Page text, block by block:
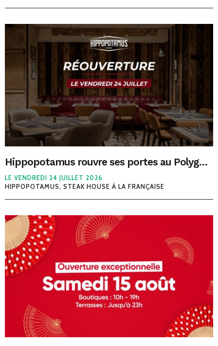
Hippopotamus rouvre ses portes au Polygone Béziers dès le 24 juillet avec un tout nouveau concept
LE VENDREDI 24 JUILLET 2026
HIPPOPOTAMUS, STEAK HOUSE À LA FRANÇAISE